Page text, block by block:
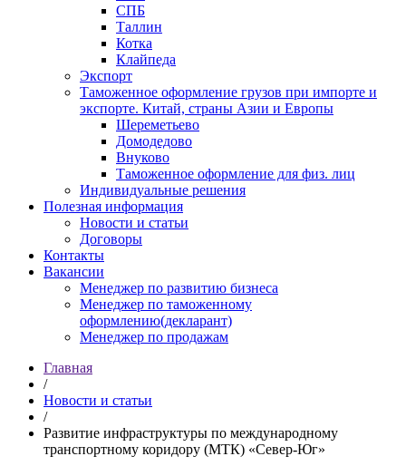
СПБ
Таллин
Котка
Клайпеда
Экспорт
Таможенное оформление грузов при импорте и
экспорте. Китай, страны Азии и Европы
Шереметьево
Домодедово
Внуково
Таможенное оформление для физ. лиц
Индивидуальные решения
Полезная информация
Новости и статьи
Договоры
Контакты
Вакансии
Менеджер по развитию бизнеса
Менеджер по таможенному
оформлению(декларант)
Менеджер по продажам
Главная
/
Новости и статьи
/
Развитие инфраструктуры по международному
транспортному коридору (МТК) «Север-Юг»